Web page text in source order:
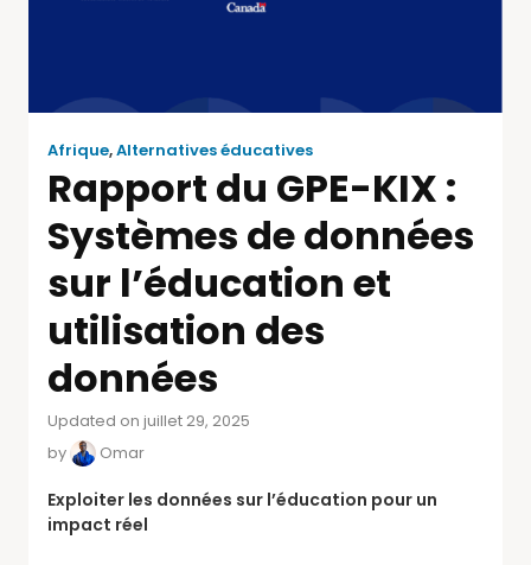
Afrique,Alternatives éducatives
Rapport du GPE-KIX :
Systèmes de données
sur l’éducation et
utilisation des
données
Updated on juillet 29, 2025
by
Omar
Exploiter les données sur l’éducation pour un
impact réel